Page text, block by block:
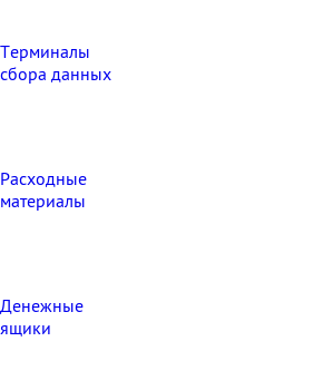
Терминалы
сбора данных
Расходные
материалы
Денежные
ящики